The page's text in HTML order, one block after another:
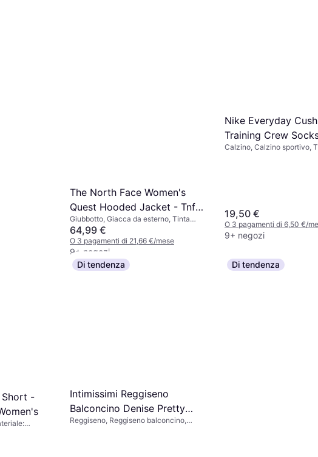
The North Face Women's
Quest Hooded Jacket - Tnf
Black/Foil Grey
Giubbotto, Giacca da esterno, Tinta
unita, Materiale: Poliestere, Tasche,
Impermeabile, Traspirante, Cappuccio,
Durevole, Antivento
64,99 €
O 3 pagamenti di 21,66 €/mese
9+ negozi
Nike Everyday
Training Crew
- White/Black
Calzino, Calzino sportivo,
19,50 €
O 3 pagamenti di 6,50 €/
9+ negozi
Short -
Di tendenza
Intimissimi Reggiseno
Balconcino Denise Pretty
Flowers - Marrone
Reggiseno, Reggiseno balconcino,
Di tendenza